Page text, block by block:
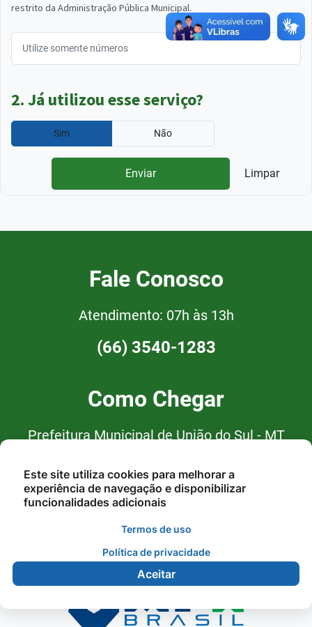
restrito da Administração Pública Municipal.
2. Já utilizou esse serviço?
Sim Não
Enviar Limpar
Fale Conosco
Atendimento: 07h às 13h
(66) 3540-1283
Como Chegar
Prefeitura Municipal de União do Sul - MT
Av. Curitiba, nº 94, Centro, CEP:
78.543-000 - União do Sul/MT
Este site utiliza cookies para melhorar a
experiência de navegação e disponibilizar
funcionalidades adicionais
Termos de uso
Política de privacidade
Aceitar